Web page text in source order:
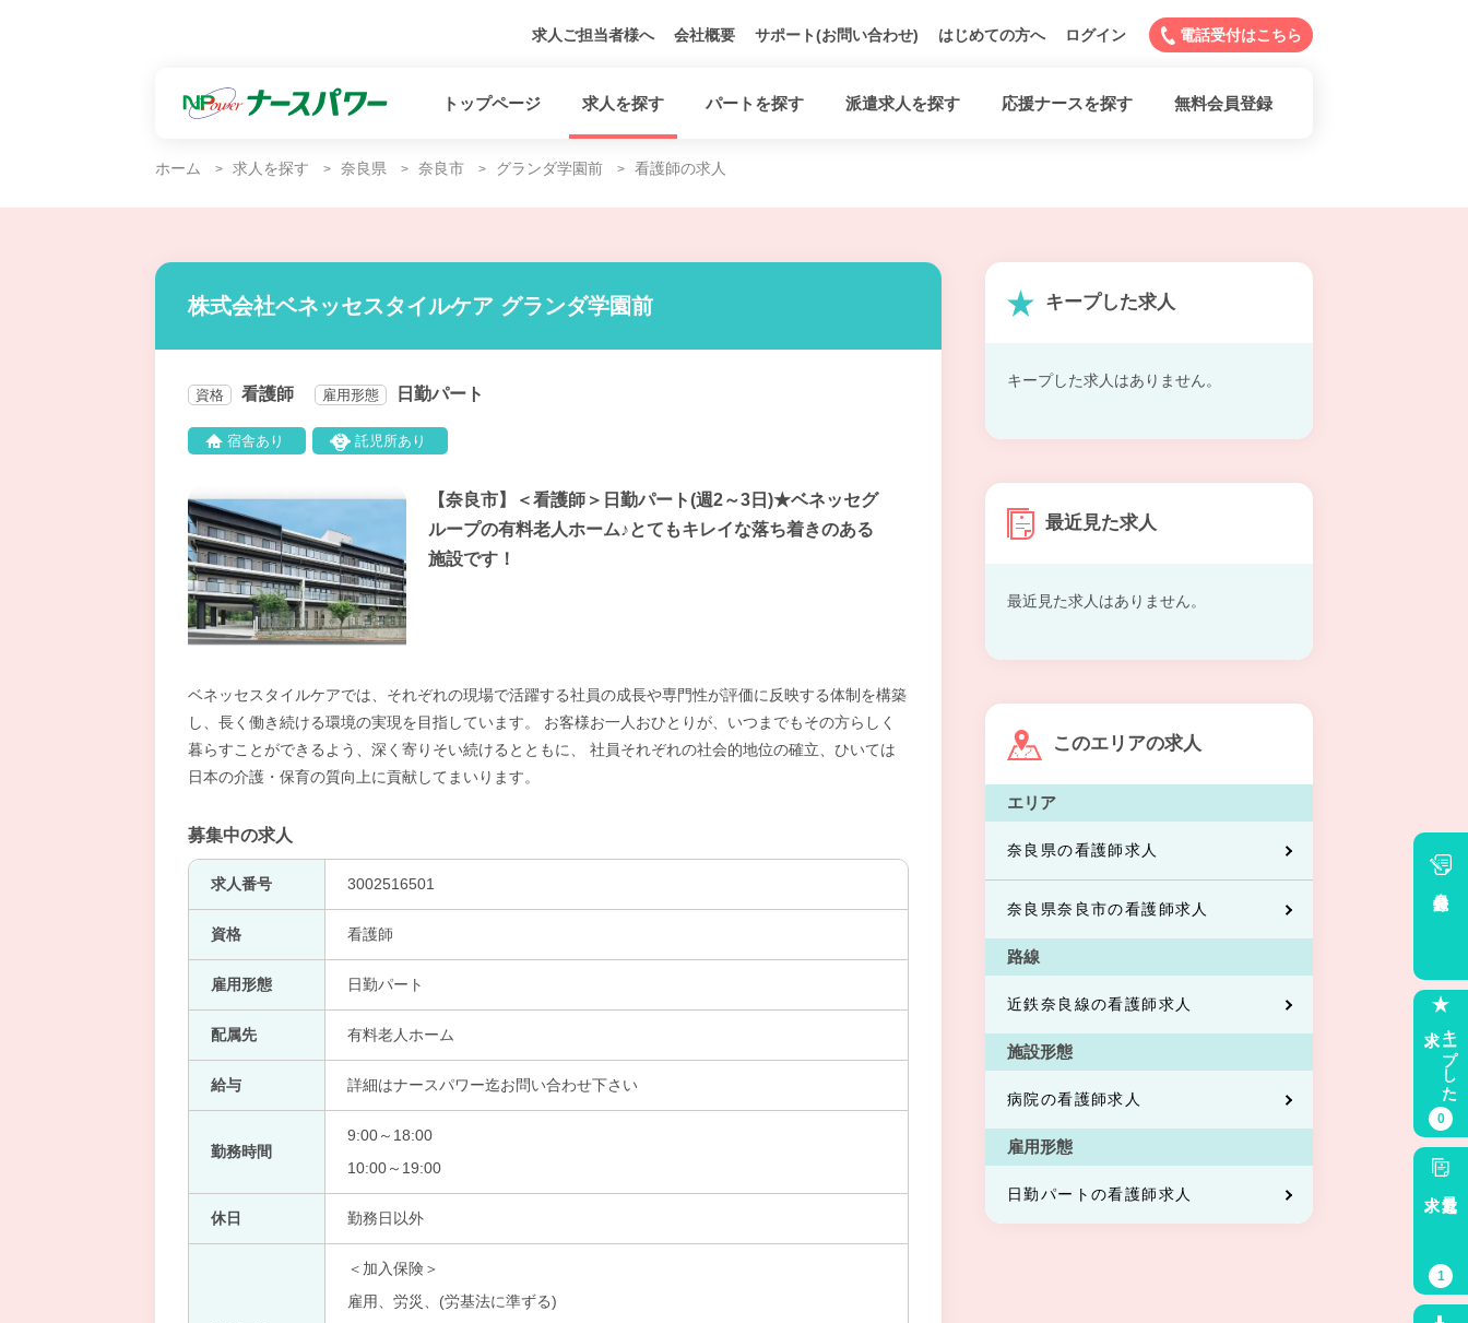
求人ご担当者様へ 会社概要 サポート(お問い合わせ) はじめての方へ ログイン 電話受付はこちら
トップページ 求人を探す パートを探す 派遣求人を探す 応援ナースを探す 無料会員登録
ホーム 求人を探す 奈良県 奈良市 グランダ学園前 看護師の求人
株式会社ベネッセスタイルケア グランダ学園前
資格 看護師 雇用形態 日勤パート
宿舎あり 託児所あり
【奈良市】＜看護師＞日勤パート(週2～3日)★ベネッセグ
ループの有料老人ホーム♪とてもキレイな落ち着きのある
施設です！
ベネッセスタイルケアでは、それぞれの現場で活躍する社員の成長や専門性が評価に反映する体制を構築
し、長く働き続ける環境の実現を目指しています。 お客様お一人おひとりが、いつまでもその方らしく
暮らすことができるよう、深く寄りそい続けるとともに、 社員それぞれの社会的地位の確立、ひいては
日本の介護・保育の質向上に貢献してまいります。
募集中の求人
求人番号 3002516501
資格 看護師
雇用形態 日勤パート
配属先 有料老人ホーム
給与 詳細はナースパワー迄お問い合わせ下さい
勤務時間
9:00～18:00
10:00～19:00
休日 勤務日以外
＜加入保険＞
雇用、労災、(労基法に準ずる)
キープした求人
キープした求人はありません。
最近見た求人
最近見た求人はありません。
このエリアの求人
エリア
奈良県の看護師求人
奈良県奈良市の看護師求人
路線
近鉄奈良線の看護師求人
施設形態
病院の看護師求人
雇用形態
日勤パートの看護師求人
キープした
0
最近見た
1